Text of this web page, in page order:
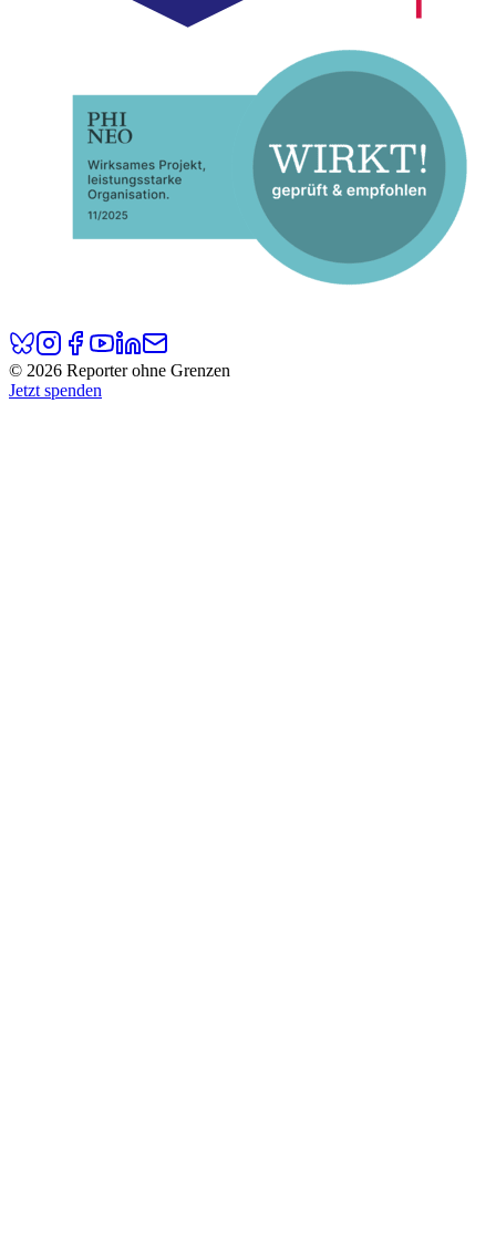
© 2026 Reporter ohne Grenzen
Jetzt spenden